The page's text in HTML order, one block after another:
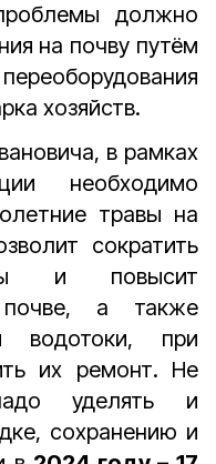
должно
на почву путём
хозяйств.
в рамках
необходимо
травы на
сократить
и повысит
а также
водотоки, при
их ремонт. Не
уделять и
сохранению и